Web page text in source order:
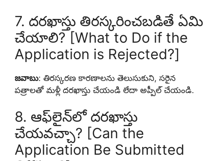
7. దరఖాస్తు తిరస్కరించబడితే ఏమి
చేయాలి? [What to Do if the
Application is Rejected?]
జవాబు: తిరస్కరణ కారణాలను తెలుసుకుని, సరైన
పత్రాలతో మళ్లీ దరఖాస్తు చేయండి లేదా అప్పీల్ చేయండి.
8. ఆఫ్‌లైన్‌లో దరఖాస్తు
చేయవచ్చా? [Can the
Application Be Submitted